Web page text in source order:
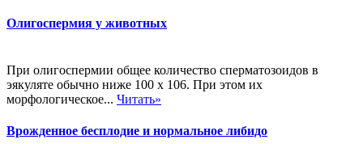
Олигоспермия у животных
При олигоспермии общее количество сперматозоидов в
эякуляте обычно ниже 100 х 106. При этом их
морфологическое... Читать»
Врожденное бесплодие и нормальное либидо